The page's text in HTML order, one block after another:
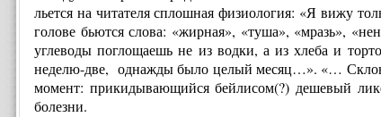
льется на читателя сплошная физиология: «Я вижу
голове бьются слова: «жирная», «туша», «мразь»,
углеводы поглощаешь не из водки, а из хлеба и
неделю-две, однажды было целый месяц…». «…
момент: прикидывающийся бейлисом(?) дешевый
болезни.